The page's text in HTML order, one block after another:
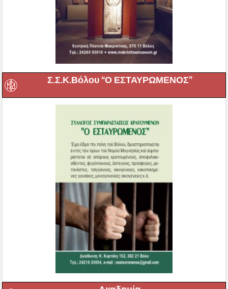
Σ.Σ.Κ.Βόλου “Ο ΕΣΤΑΥΡΩΜΕΝΟΣ”